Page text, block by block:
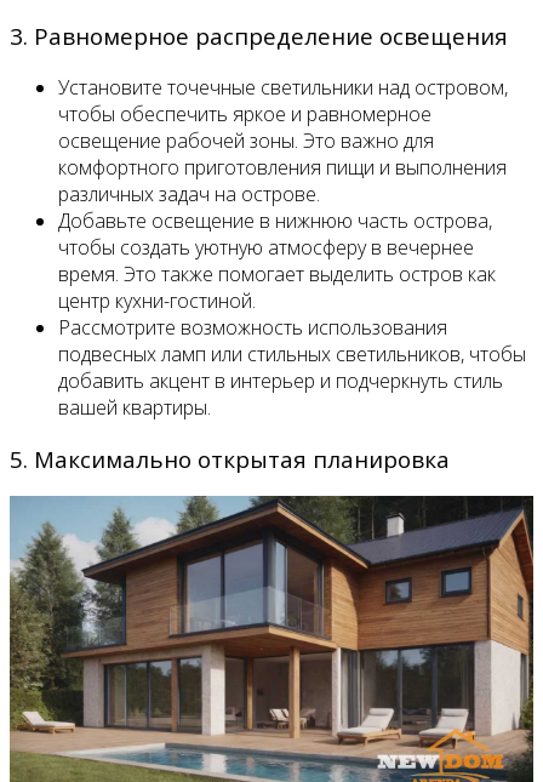
3. Равномерное распределение освещения
Установите точечные светильники над островом,
чтобы обеспечить яркое и равномерное
освещение рабочей зоны. Это важно для
комфортного приготовления пищи и выполнения
различных задач на острове.
Добавьте освещение в нижнюю часть острова,
чтобы создать уютную атмосферу в вечернее
время. Это также помогает выделить остров как
центр кухни-гостиной.
Рассмотрите возможность использования
подвесных ламп или стильных светильников, чтобы
добавить акцент в интерьер и подчеркнуть стиль
вашей квартиры.
5. Максимально открытая планировка